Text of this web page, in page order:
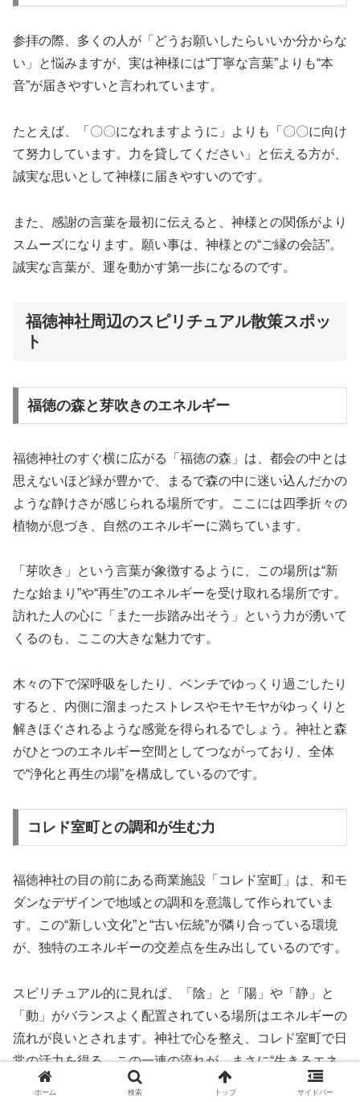
参拝の際、多くの人が「どうお願いしたらいいか分からな
い」と悩みますが、実は神様には“丁寧な言葉”よりも“本
音”が届きやすいと言われています。
たとえば、「〇〇になれますように」よりも「〇〇に向け
て努力しています。力を貸してください」と伝える方が、
誠実な思いとして神様に届きやすいのです。
また、感謝の言葉を最初に伝えると、神様との関係がより
スムーズになります。願い事は、神様との“ご縁の会話”。
誠実な言葉が、運を動かす第一歩になるのです。
福徳神社周辺のスピリチュアル散策スポッ
ト
福徳の森と芽吹きのエネルギー
福徳神社のすぐ横に広がる「福徳の森」は、都会の中とは
思えないほど緑が豊かで、まるで森の中に迷い込んだかの
ような静けさが感じられる場所です。ここには四季折々の
植物が息づき、自然のエネルギーに満ちています。
「芽吹き」という言葉が象徴するように、この場所は“新
たな始まり”や“再生”のエネルギーを受け取れる場所です。
訪れた人の心に「また一歩踏み出そう」という力が湧いて
くるのも、ここの大きな魅力です。
木々の下で深呼吸をしたり、ベンチでゆっくり過ごしたり
すると、内側に溜まったストレスやモヤモヤがゆっくりと
解きほぐされるような感覚を得られるでしょう。神社と森
がひとつのエネルギー空間としてつながっており、全体
で“浄化と再生の場”を構成しているのです。
コレド室町との調和が生む力
福徳神社の目の前にある商業施設「コレド室町」は、和モ
ダンなデザインで地域との調和を意識して作られていま
す。この“新しい文化”と“古い伝統”が隣り合っている環境
が、独特のエネルギーの交差点を生み出しているのです。
スピリチュアル的に見れば、「陰」と「陽」や「静」と
「動」がバランスよく配置されている場所はエネルギーの
流れが良いとされます。神社で心を整え、コレド室町で日
常の活力を得る。この一連の流れが、まさに“生きるエネ
ルギー”を整えるスピリチュアルな体験につながるので
ホーム 検索 トップ サイドバー